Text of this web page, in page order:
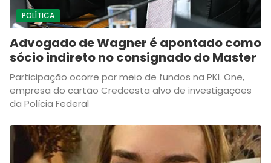
POLÍTICA
Advogado de Wagner é apontado como
sócio indireto no consignado do Master
Participação ocorre por meio de fundos na PKL One,
empresa do cartão Credcesta alvo de investigações
da Polícia Federal